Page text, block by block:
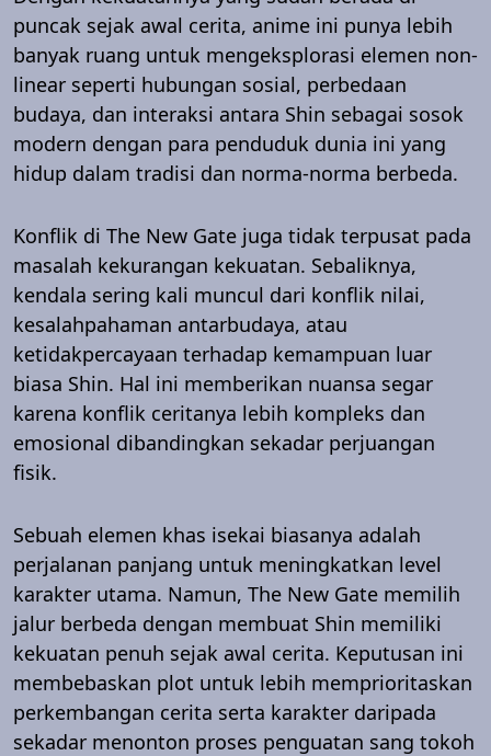
puncak sejak awal cerita, anime ini punya lebih
banyak ruang untuk mengeksplorasi elemen non-
linear seperti hubungan sosial, perbedaan
budaya, dan interaksi antara Shin sebagai sosok
modern dengan para penduduk dunia ini yang
hidup dalam tradisi dan norma-norma berbeda.
Konflik di The New Gate juga tidak terpusat pada
masalah kekurangan kekuatan. Sebaliknya,
kendala sering kali muncul dari konflik nilai,
kesalahpahaman antarbudaya, atau
ketidakpercayaan terhadap kemampuan luar
biasa Shin. Hal ini memberikan nuansa segar
karena konflik ceritanya lebih kompleks dan
emosional dibandingkan sekadar perjuangan
fisik.
Sebuah elemen khas isekai biasanya adalah
perjalanan panjang untuk meningkatkan level
karakter utama. Namun, The New Gate memilih
jalur berbeda dengan membuat Shin memiliki
kekuatan penuh sejak awal cerita. Keputusan ini
membebaskan plot untuk lebih memprioritaskan
perkembangan cerita serta karakter daripada
sekadar menonton proses penguatan sang tokoh